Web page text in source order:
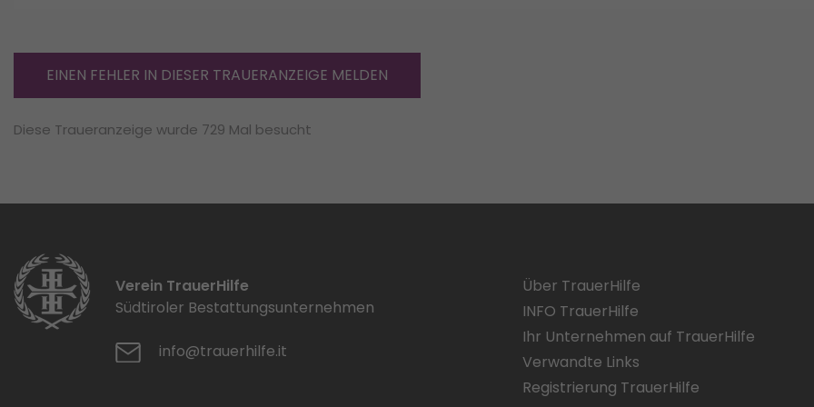
EINEN FEHLER IN DIESER TRAUERANZEIGE MELDEN
Diese Traueranzeige wurde 729 Mal besucht
Verein TrauerHilfe
Südtiroler Bestattungsunternehmen
info@trauerhilfe.it
Über TrauerHilfe
INFO TrauerHilfe
Ihr Unternehmen auf TrauerHilfe
Verwandte Links
Registrierung TrauerHilfe